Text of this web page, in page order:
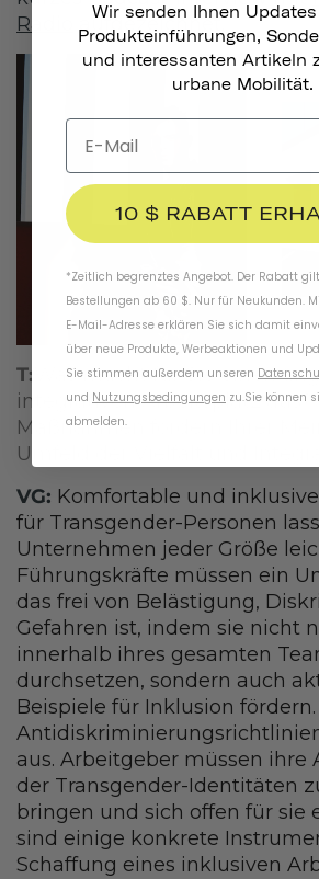
Radio
aufgezeichnet.
T: Was macht für Sie einen
integrativen Arbeitsplatz aus?
Maßnahmen fördern Ihrer
Umfeld der Vielfalt und
VG: Komfortable und
für Transgender-Personen
Unternehmen jeder Größe
Führungskräfte müssen ein
das frei von Belästigung,
Gefahren ist, indem sie nicht
innerhalb ihres gesamten
durchsetzen, sondern auch
Beispiele für Inklusion
aus. Arbeitgeber müssen ihre
der Transgender-Identitäten
bringen und sich offen für sie
sind einige konkrete
Schaffung eines inklusiven
Wir senden Ihnen
Produkteinführungen,
und interessanten Artikeln
urbane Mobilität.
10 $ RABATT
*Zeitlich begrenztes Angebot. Der Rabatt
Bestellungen ab 60 $. Nur für Neukunden.
E-Mail-Adresse erklären Sie sich damit
über neue Produkte, Werbeaktionen und
Sie stimmen außerdem unseren
und Nutzungsbedingungen zu.Sie können
abmelden.